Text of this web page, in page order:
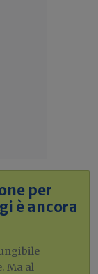
per
è ancora
Ma al